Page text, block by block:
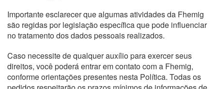
Importante esclarecer que algumas atividades da Fhemig
são regidas por legislação específica que pode influenciar
no tratamento dos dados pessoais realizados.
Caso necessite de qualquer auxílio para exercer seus
direitos, você poderá entrar em contato com a Fhemig,
conforme orientações presentes nesta Política. Todas os